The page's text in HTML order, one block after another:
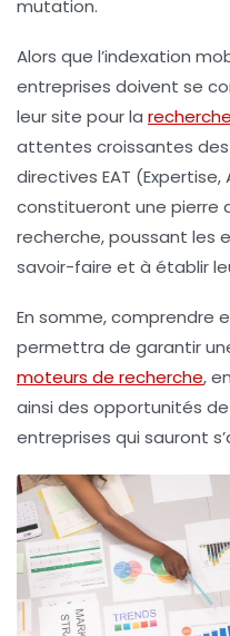
mutation.
Alors que l’indexation
entreprises doivent se
leur site pour la
attentes croissantes des
directives EAT
constitueront une pierre
recherche, poussant les
savoir-faire et à établir
En somme, comprendre
permettra de garantir
moteurs de recherche,
ainsi des opportunités
entreprises qui sauront